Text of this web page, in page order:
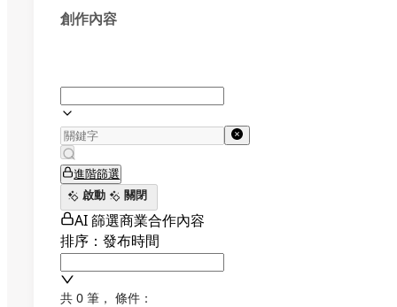
創作內容
進階篩選
啟動
關閉
AI 篩選商業合作內容
排序：發布時間
共 0 筆 ， 條件：